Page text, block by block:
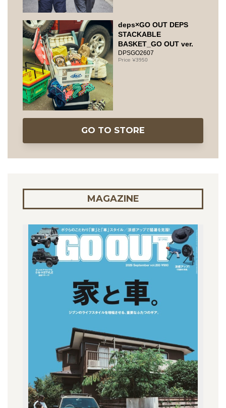
deps×GO OUT DEPS
STACKABLE
BASKET_GO OUT ver.
DPSGO2607
3950
GO TO STORE
MAGAZINE